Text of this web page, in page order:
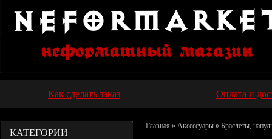
Как сделать заказ Оплата и
КАТЕГОРИИ Главная » Аксессуары » Браслеты,